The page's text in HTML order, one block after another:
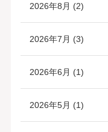
2026年8月 (2)
2026年7月 (3)
2026年6月 (1)
2026年5月 (1)